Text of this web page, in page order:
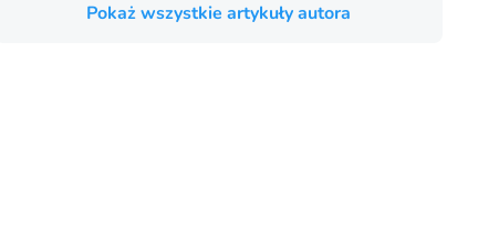
Pokaż wszystkie artykuły autora